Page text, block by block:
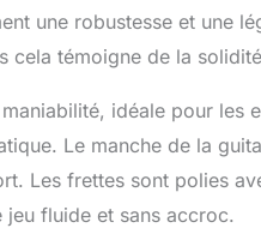
une robustesse et une
témoigne de la
idéale pour les
Le manche de la
Les frettes sont polies
fluide et sans accroc.